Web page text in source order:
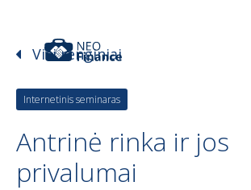
Visi renginiai
Internetinis seminaras
Antrinė rinka ir jos
privalumai